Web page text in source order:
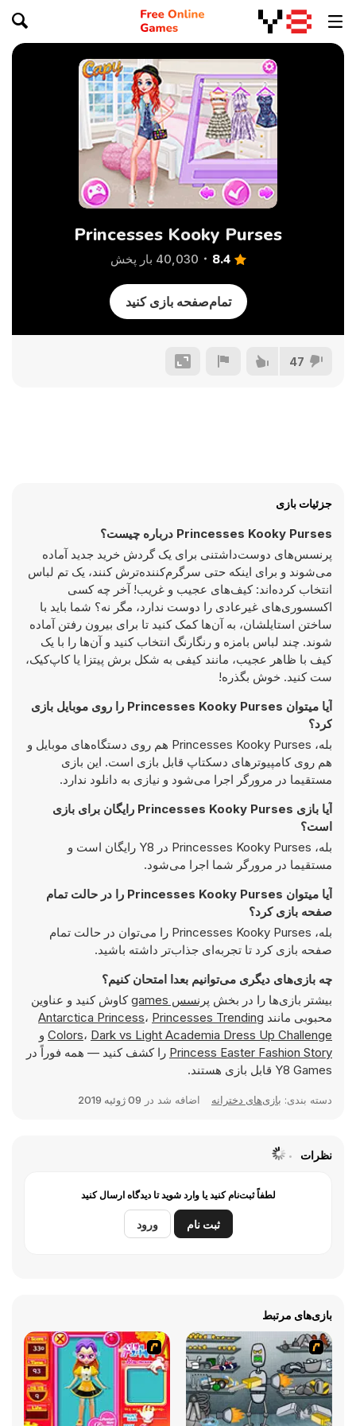
Princesses Kooky Purses
8.4 40,030 بار پخش
تمام‌صفحه بازی کنید
47
جزئیات بازی
Princesses Kooky Purses درباره چیست؟
پرنسس‌های دوست‌داشتنی برای یک گردش خرید جدید آماده
می‌شوند و برای اینکه حتی سرگرم‌کننده‌ترش کنند، یک تم لباس
انتخاب کرده‌اند: کیف‌های عجیب و غریب! آخر چه کسی
اکسسوری‌های غیرعادی را دوست ندارد، مگر نه؟ شما باید با
ساختن استایلشان، به آن‌ها کمک کنید تا برای بیرون رفتن آماده
شوند. چند لباس بامزه و رنگارنگ انتخاب کنید و آن‌ها را با یک
کیف با ظاهر عجیب، مانند کیفی به شکل برش پیتزا یا کاپ‌کیک،
ست کنید. خوش بگذره!
آیا میتوان Princesses Kooky Purses را روی موبایل بازی
کرد؟
بله، Princesses Kooky Purses هم روی دستگاه‌های موبایل و
هم روی کامپیوترهای دسکتاپ قابل بازی است. این بازی
مستقیما در مرورگر اجرا می‌شود و نیازی به دانلود ندارد.
آیا بازی Princesses Kooky Purses رایگان برای بازی
است؟
بله، Princesses Kooky Purses در Y8 رایگان است و
مستقیما در مرورگر شما اجرا می‌شود.
آیا میتوان Princesses Kooky Purses را در حالت تمام
صفحه بازی کرد؟
بله، Princesses Kooky Purses را می‌توان در حالت تمام
صفحه بازی کرد تا تجربه‌ای جذاب‌تر داشته باشید.
چه بازی‌های دیگری می‌توانیم بعدا امتحان کنیم؟
بیشتر بازی‌ها را در بخش پرنسس games
کاوش کنید و عناوین
محبوبی مانند
Antarctica Princess، Princesses Trending
Colors، Dark vs Light Academia Dress Up Challenge
و
Princess Easter Fashion Story را کشف کنید — همه فوراً در
Y8 Games قابل بازی هستند.
دسته بندی: بازی‌های دخترانه اضافه شد در 09 ژوئیه 2019
نظرات
لطفاً ثبت‌نام کنید یا وارد شوید تا دیدگاه ارسال کنید
ثبت نام ورود
بازی‌های مرتبط